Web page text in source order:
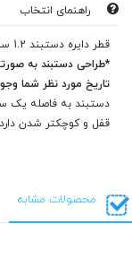
راهنمای انتخاب
قطر دایره دستبند 1.2 سانت می باشد.
*طراحی دستبند به
تاریخ مورد نظر شما
دستبند به فاصله یک
قفل و کوچکتر شدن
محصولات مشابه